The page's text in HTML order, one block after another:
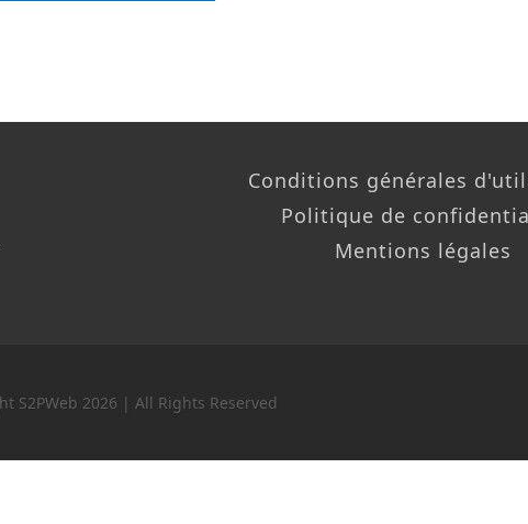
Conditions générales
Politique de
Mentions légales
S2PWeb 2026 | All Rights Reserved